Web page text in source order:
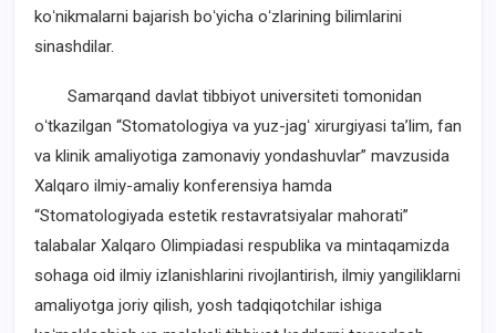
koʻnikmalarni bajarish boʻyicha oʻzlarining bilimlarini
sinashdilar.
Samarqand davlat tibbiyot universiteti tomonidan
oʻtkazilgan “Stomatologiya va yuz-jagʻ xirurgiyasi taʼlim, fan
va klinik amaliyotiga zamonaviy yondashuvlar” mavzusida
Xalqaro ilmiy-amaliy konferensiya hamda
“Stomatologiyada estetik restavratsiyalar mahorati”
talabalar Xalqaro Olimpiadasi respublika va mintaqamizda
sohaga oid ilmiy izlanishlarini rivojlantirish, ilmiy yangiliklarni
amaliyotga joriy qilish, yosh tadqiqotchilar ishiga